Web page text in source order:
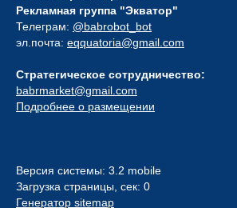
Рекламная группа "Экватор"
Телеграм: @babrobot_bot
эл.почта: eqquatoria@gmail.com
Стратегическое сотрудничество:
babrmarket@gmail.com
Подробнее о размещении
Версия системы: 3.2 mobile
Загрузка страницы, сек: 0
Генератор sitemap